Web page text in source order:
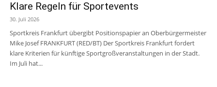
Klare Regeln für Sportevents
30. Juli 2026
Sportkreis Frankfurt übergibt Positionspapier an Oberbürgermeister
Mike Josef FRANKFURT (RED/BT) Der Sportkreis Frankfurt fordert
klare Kriterien für künftige Sportgroßveranstaltungen in der Stadt.
Im Juli hat...